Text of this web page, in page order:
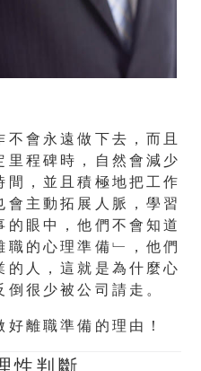
會永遠做下去，而且
里程碑時，自然會減少
間，並且積極地把工作
會主動拓展人脈，學習
的眼中，他們不會知道
的心理準備﹂，他們
的人，這就是為什麼心
很少被公司請走。
離職準備的理由！
性判斷